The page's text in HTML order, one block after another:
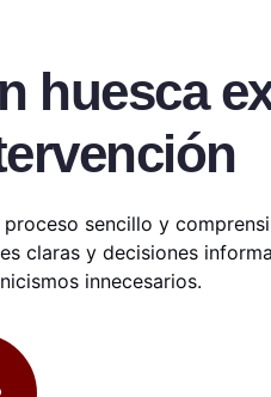
huesca
sencillo y
claras y decisiones
innecesarios.